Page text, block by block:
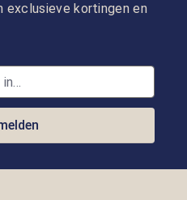
exclusieve kortingen en